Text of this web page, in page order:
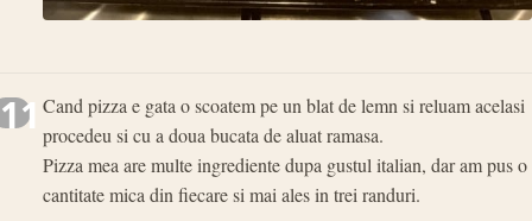
11 Cand pizza e gata o scoatem pe un blat de lemn si reluam acelasi
procedeu si cu a doua bucata de aluat ramasa.
Pizza mea are multe ingrediente dupa gustul italian, dar am pus o
cantitate mica din fiecare si mai ales in trei randuri.